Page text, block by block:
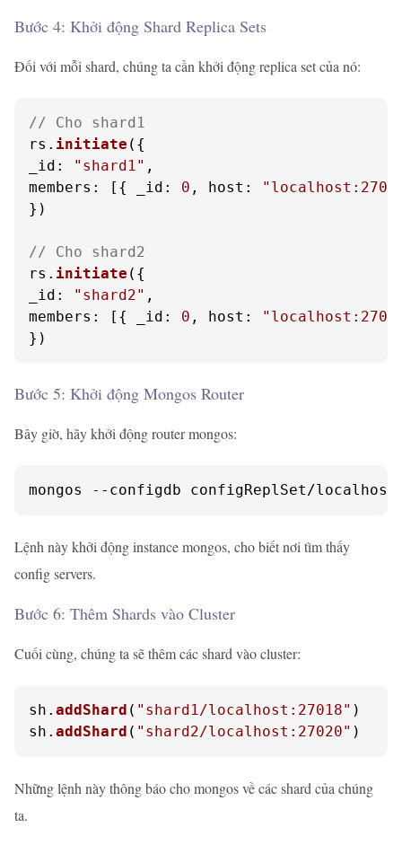
Bước 4: Khởi động Shard Replica Sets
Đối với mỗi shard, chúng ta cần khởi động replica set của nó:
// Cho shard1
rs. initiate
_id : "shard1"
members : [{ _id : 0 , host :
})
// Cho shard2
rs. initiate
_id : "shard2"
members : [{ _id : 0 , host :
})
Bước 5: Khởi động Mongos Router
Bây giờ, hãy khởi động router mongos:
mongos --configdb configReplSet/
Lệnh này khởi động instance mongos, cho biết nơi tìm thấy
config servers.
Bước 6: Thêm Shards vào Cluster
Cuối cùng, chúng ta sẽ thêm các shard vào cluster:
sh. addShard ( "shard1/localhost:27018" )
sh. addShard ( "shard2/localhost:27020" )
Những lệnh này thông báo cho mongos về các shard của chúng
ta.